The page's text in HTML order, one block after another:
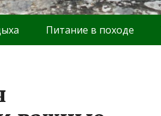
Питание в походе